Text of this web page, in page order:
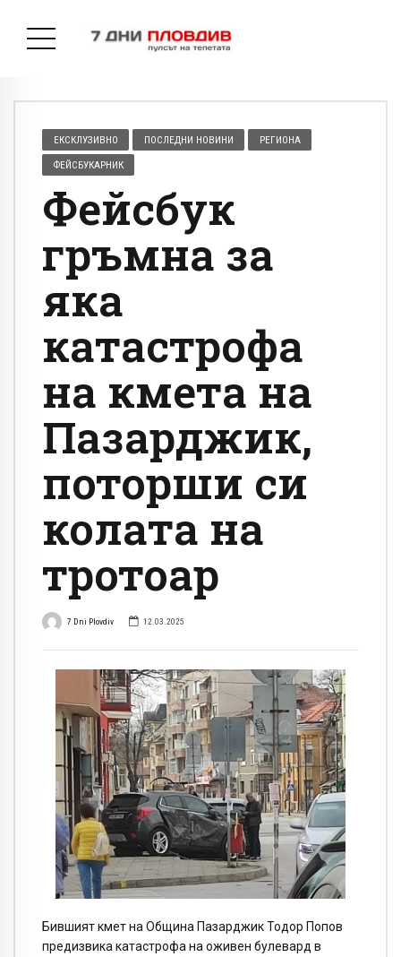
ЕКСКЛУЗИВНО ПОСЛЕДНИ НОВИНИ РЕГИОНА
ФЕЙСБУКАРНИК
Фейсбук
гръмна за
яка
катастрофа
на кмета на
Пазарджик,
поторши си
колата на
тротоар
7 Dni Plovdiv 12.03.2025
Бившият кмет на Община Пазарджик Тодор Попов
предизвика катастрофа на оживен булевард в